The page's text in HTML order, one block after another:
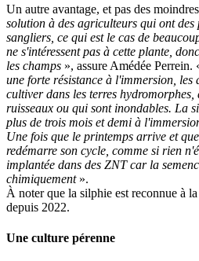
Un autre avantage, et pas des
solution à des agriculteurs qui ont des
sangliers, ce qui est le cas de
ne s'intéressent pas à cette plante,
les champs », assure Amédée Perrein.
une forte résistance à l'immersion,
cultiver dans les terres hydromorphes,
ruisseaux ou qui sont inondables. La
plus de trois mois et demi à
Une fois que le printemps arrive et
redémarre son cycle, comme si rien
implantée dans des ZNT car la
chimiquement».
À noter que la silphie est reconnue à
depuis 2022.
Une culture pérenne